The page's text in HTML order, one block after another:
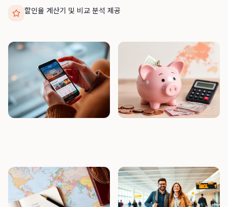
할인율 계산기 및 비교 분석 제공